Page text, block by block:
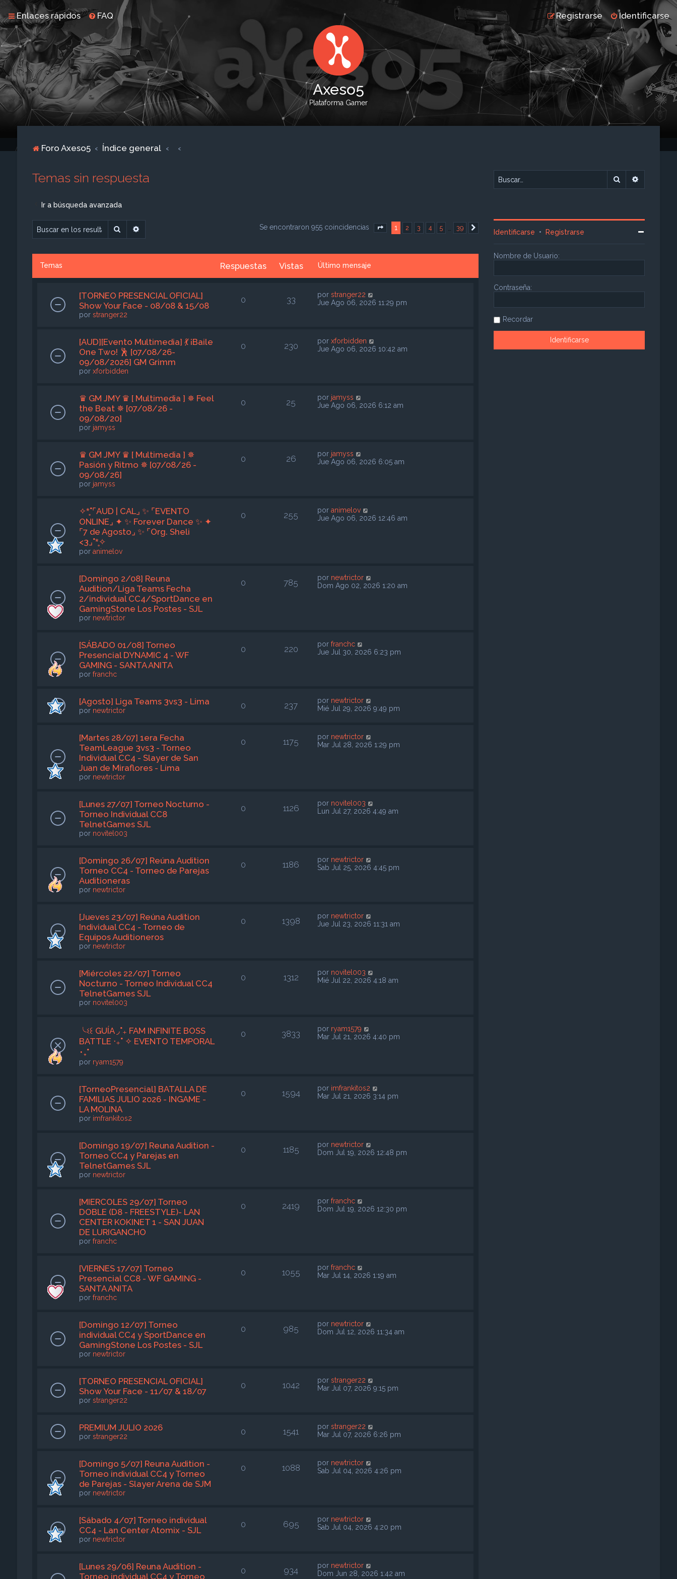
Enlaces rápidos FAQ Identificarse
Registrarse
Axeso5
Plataforma Gamer
Foro Axeso5 Índice general
Temas sin respuesta
Ir a búsqueda avanzada
Buscar Se encontraron 955 coincidencias Página1 de 39
1 2 3 4 5 39 Siguiente
Temas Respuestas Vistas Último mensaje
[TORNEO PRESENCIAL OFICIAL]
Show Your Face - 08/08 & 15/08
por stranger22
0 33 porstranger22
Jue Ago 06, 2026 11:29 pm
[AUD][Evento Multimedia] 💃 ¡Baile
One Two! 🕺 [07/08/26-
09/08/2026] GM Grimm
por xforbidden
0 230 porxforbidden
Jue Ago 06, 2026 10:42 am
♛ GM JMY ♛ [ Multimedia ] ✵ Feel
the Beat ✵ [07/08/26 -
09/08/20]
por jamyss
0 25 por jamyss
Jue Ago 06, 2026 6:12 am
♛ GM JMY ♛ [ Multimedia ] ✵
Pasión y Ritmo ✵ [07/08/26 -
09/08/26]
por jamyss
0 26 por jamyss
Jue Ago 06, 2026 6:05 am
✧*̥˚⌜AUD | CAL⌟ ✨ ⌜EVENTO
ONLINE⌟ ✦ ✨ Forever Dance ✨ ✦
⌜7 de Agosto⌟ ✨ ⌜Org. Sheli
<3⌟˚*̥✧
por animelov
0 255 poranimelov
Jue Ago 06, 2026 12:46 am
[Domingo 2/08] Reuna
Audition/Liga Teams Fecha
2/individual CC4/SportDance en
GamingStone Los Postes - SJL
por newtrictor
0 785 por newtrictor
Dom Ago 02, 2026 1:20 am
[SÁBADO 01/08] Torneo
Presencial DYNAMIC 4 - WF
GAMING - SANTA ANITA
por franchc
0 220 porfranchc
Jue Jul 30, 2026 6:23 pm
[Agosto] Liga Teams 3vs3 - Lima
por newtrictor 0 237 por newtrictor
Mié Jul 29, 2026 9:49 pm
[Martes 28/07] 1era Fecha
TeamLeague 3vs3 - Torneo
Individual CC4 - Slayer de San
Juan de Miraflores - Lima
por newtrictor
0 1175 por newtrictor
Mar Jul 28, 2026 1:29 pm
[Lunes 27/07] Torneo Nocturno -
Torneo Individual CC8
TelnetGames SJL
por novitel003
0 1126 por novitel003
Lun Jul 27, 2026 4:49 am
[Domingo 26/07] Reúna Audition
Torneo CC4 - Torneo de Parejas
Auditioneras
por newtrictor
0 1186 por newtrictor
Sab Jul 25, 2026 4:45 pm
[Jueves 23/07] Reúna Audition
Individual CC4 - Torneo de
Equipos Auditioneros
por newtrictor
0 1398 por newtrictor
Jue Jul 23, 2026 11:31 am
[Miércoles 22/07] Torneo
Nocturno - Torneo Individual CC4
TelnetGames SJL
por novitel003
0 1312 por novitel003
Mié Jul 22, 2026 4:18 am
╰ଽ꒰ GUÍA ◞˚₊ FAM INFINITE BOSS
BATTLE ‧₊˚ ✧ EVENTO TEMPORAL
･₊˚
por ryam1579
0 3833 por ryam1579
Mar Jul 21, 2026 4:40 pm
[TorneoPresencial] BATALLA DE
FAMILIAS JULIO 2026 - INGAME -
LA MOLINA
por imfrankitos2
0 1594 por imfrankitos2
Mar Jul 21, 2026 3:14 pm
[Domingo 19/07] Reuna Audition -
Torneo CC4 y Parejas en
TelnetGames SJL
por newtrictor
0 1185 por newtrictor
Dom Jul 19, 2026 12:48 pm
[MIERCOLES 29/07] Torneo
DOBLE (D8 - FREESTYLE)- LAN
CENTER KOKINET 1 - SAN JUAN
DE LURIGANCHO
por franchc
0 2419 porfranchc
Dom Jul 19, 2026 12:30 pm
[VIERNES 17/07] Torneo
Presencial CC8 - WF GAMING -
SANTA ANITA
por franchc
0 1055 porfranchc
Mar Jul 14, 2026 1:19 am
[Domingo 12/07] Torneo
individual CC4 y SportDance en
GamingStone Los Postes - SJL
por newtrictor
0 985 por newtrictor
Dom Jul 12, 2026 11:34 am
[TORNEO PRESENCIAL OFICIAL]
Show Your Face - 11/07 & 18/07
por stranger22
0 1042 porstranger22
Mar Jul 07, 2026 9:15 pm
PREMIUM JULIO 2026
por stranger22 0 1541 porstranger22
Mar Jul 07, 2026 6:26 pm
[Domingo 5/07] Reuna Audition -
Torneo individual CC4 y Torneo
de Parejas - Slayer Arena de SJM
por newtrictor
0 1088 por newtrictor
Sab Jul 04, 2026 4:26 pm
[Sábado 4/07] Torneo individual
CC4 - Lan Center Atomix - SJL
por newtrictor
0 695 por newtrictor
Sab Jul 04, 2026 4:20 pm
[Lunes 29/06] Reuna Audition -
Torneo individual CC4 y Torneo
0 934 por newtrictor
Dom Jun 28, 2026 1:42 am
Buscar
Identificarse • Registrarse
Nombre de Usuario:
Contraseña:
Recordar